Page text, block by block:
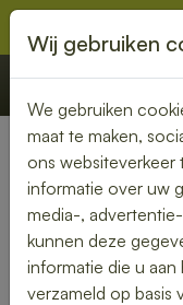
€
Nederland»
Lunch
–
Wij gebruiken
We gebruiken
maat te maken,
ons websiteverkeer
informatie over uw
media-,
kunnen deze
informatie die u
verzameld op basis